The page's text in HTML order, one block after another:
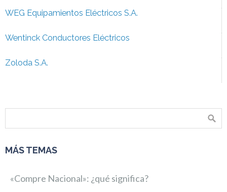
WEG Equipamientos Eléctricos S.A.
Wentinck Conductores Eléctricos
Zoloda S.A.
MÁS TEMAS
«Compre Nacional»: ¿qué significa?